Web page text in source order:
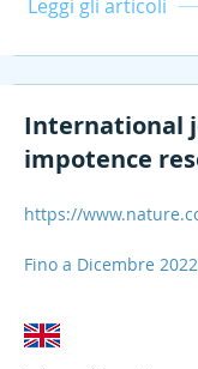
Leggi gli articoli
International
impotence
https://